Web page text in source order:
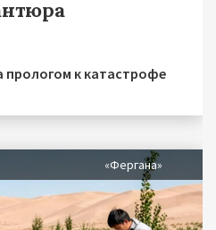
прологом к катастрофе
«Фергана»